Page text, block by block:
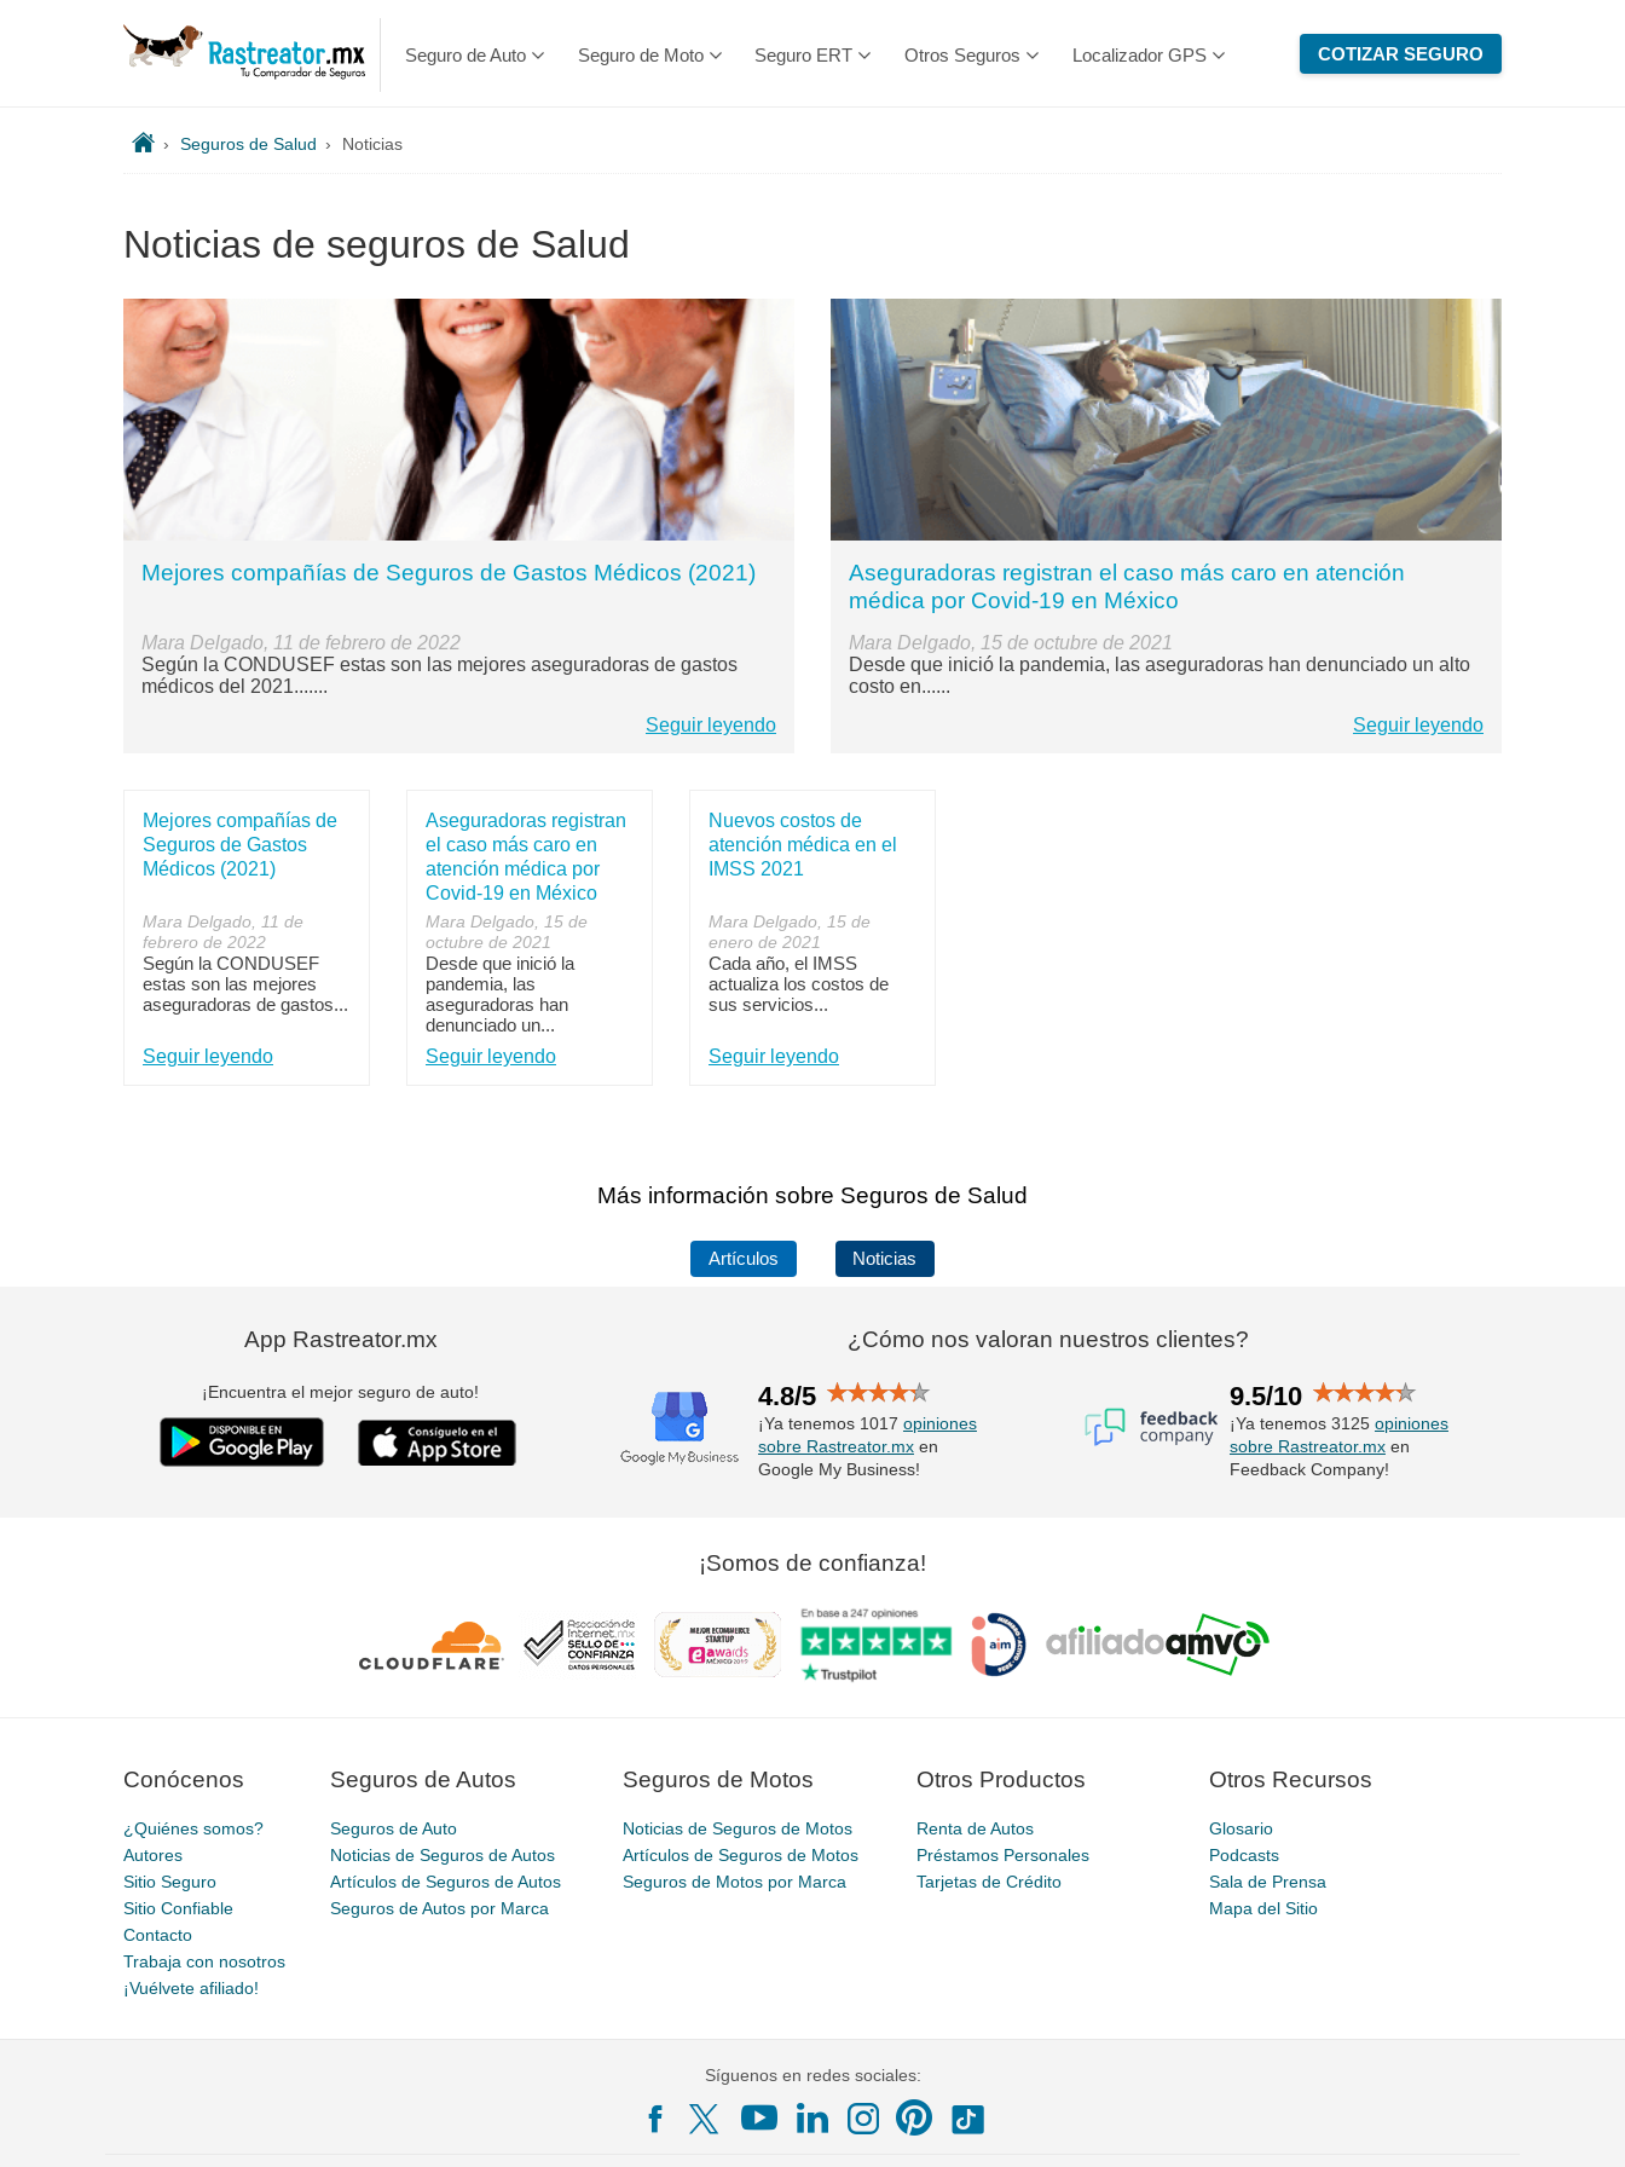
Seguro de Auto Seguro de Moto Seguro ERT Otros Seguros Localizador GPS COTIZAR SEGURO
› Seguros de Salud › Noticias
Noticias de seguros de Salud
Mejores compañías de Seguros de Gastos Médicos (2021)
Mara Delgado, 11 de febrero de 2022
Según la CONDUSEF estas son las mejores aseguradoras de gastos
médicos del 2021.......
Seguir leyendo
Aseguradoras registran el caso más caro en atención
médica por Covid-19 en México
Mara Delgado, 15 de octubre de 2021
Desde que inició la pandemia, las aseguradoras han denunciado un alto
costo en......
Seguir leyendo
Mejores compañías de
Seguros de Gastos
Médicos (2021)
Mara Delgado, 11 de
febrero de 2022
Según la CONDUSEF
estas son las mejores
aseguradoras de gastos...
Seguir leyendo
Aseguradoras registran
el caso más caro en
atención médica por
Covid-19 en México
Mara Delgado, 15 de
octubre de 2021
Desde que inició la
pandemia, las
aseguradoras han
denunciado un...
Seguir leyendo
Nuevos costos de
atención médica en el
IMSS 2021
Mara Delgado, 15 de
enero de 2021
Cada año, el IMSS
actualiza los costos de
sus servicios...
Seguir leyendo
Más información sobre Seguros de Salud
Artículos Noticias
App Rastreator.mx
¡Encuentra el mejor seguro de auto!
¿Cómo nos valoran nuestros clientes?
4.8/5
¡Ya tenemos 1017 opiniones
sobre Rastreator.mxen
Google My Business!
9.5/10
¡Ya tenemos 3125 opiniones
sobre Rastreator.mxen
Feedback Company!
¡Somos de confianza!
Conócenos
¿Quiénes somos?
Autores
Sitio Seguro
Sitio Confiable
Contacto
Trabaja con nosotros
¡Vuélvete afiliado!
Seguros de Autos
Seguros de Auto
Noticias de Seguros de Autos
Artículos de Seguros de Autos
Seguros de Autos por Marca
Seguros de Motos
Noticias de Seguros de Motos
Artículos de Seguros de Motos
Seguros de Motos por Marca
Otros Productos
Renta de Autos
Préstamos Personales
Tarjetas de Crédito
Otros Recursos
Glosario
Podcasts
Sala de Prensa
Mapa del Sitio
Síguenos en redes sociales: